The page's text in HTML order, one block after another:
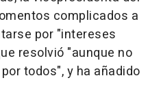
complicados a
por "intereses
resolvió "aunque no
todos", y ha añadido